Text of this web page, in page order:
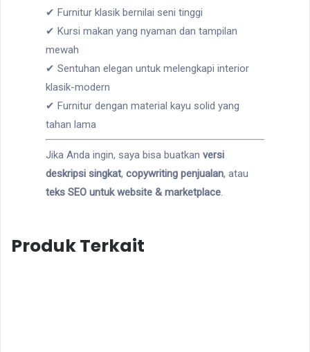
✔ Furnitur klasik bernilai seni tinggi
✔ Kursi makan yang nyaman dan tampilan
mewah
✔ Sentuhan elegan untuk melengkapi interior
klasik-modern
✔ Furnitur dengan material kayu solid yang
tahan lama
Jika Anda ingin, saya bisa buatkan versi
deskripsi singkat, copywriting penjualan, atau
teks SEO untuk website & marketplace
Produk Terkait